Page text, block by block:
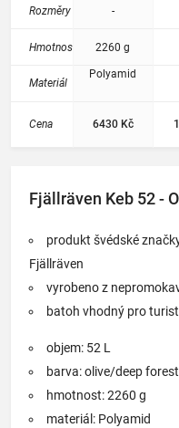
Rozměry
Hmotnost
Materiál
Cena
-
2260 g
Polyamid
6430 Kč
Fjällräven Keb 52 -
produkt švédské
Fjällräven
vyrobeno z
batoh vhodný pro
objem: 52 L
barva: olive/deep forest
hmotnost: 2260 g
materiál: Polyamid